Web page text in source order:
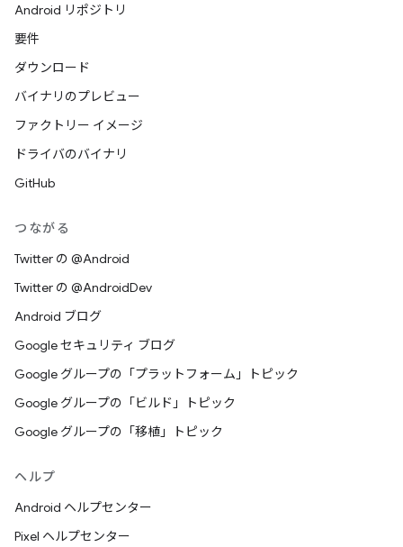
Android リポジトリ
要件
ダウンロード
バイナリのプレビュー
ファクトリー イメージ
ドライバのバイナリ
GitHub
つながる
Twitter の @Android
Twitter の @AndroidDev
Android ブログ
Google セキュリティ ブログ
Google グループの「プラットフォーム」トピック
Google グループの「ビルド」トピック
Google グループの「移植」トピック
ヘルプ
Android ヘルプセンター
Pixel ヘルプセンター